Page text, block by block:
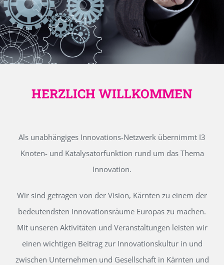
HERZLICH WILLKOMMEN
Als unabhängiges Innovations-Netzwerk übernimmt I3
Knoten- und Katalysatorfunktion rund um das Thema
Innovation.
Wir sind getragen von der Vision, Kärnten zu einem der
bedeutendsten Innovationsräume Europas zu machen.
Mit unseren Aktivitäten und Veranstaltungen leisten wir
einen wichtigen Beitrag zur Innovationskultur in und
zwischen Unternehmen und Gesellschaft in Kärnten und